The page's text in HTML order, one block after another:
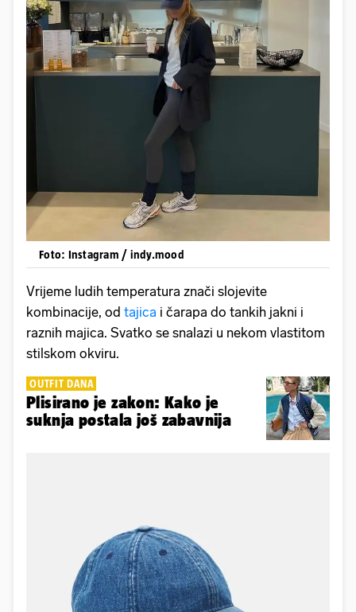
Foto: Instagram / indy.mood
Vrijeme ludih temperatura znači slojevite
kombinacije, od tajica i čarapa do tankih jakni i
raznih majica. Svatko se snalazi u nekom vlastitom
stilskom okviru.
OUTFIT DANA
Plisirano je zakon: Kako je
suknja postala još zabavnija